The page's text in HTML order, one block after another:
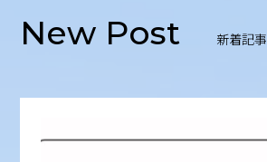
New Post 新着記事